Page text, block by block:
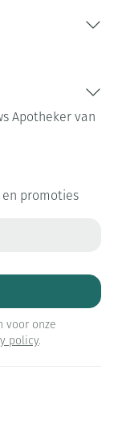
Apotheker van
promoties
voor onze
policy.